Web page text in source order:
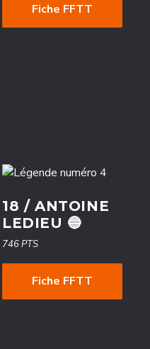
Fiche FFTT
18 / ANTOINE
LEDIEU 🔵
746 PTS
Fiche FFTT